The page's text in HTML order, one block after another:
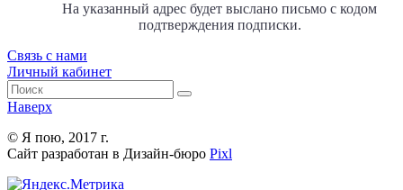
На указанный адрес будет выслано письмо с кодом
подтверждения подписки.
Связь с нами
Личный кабинет
Наверх
© Я пою, 2017 г.
Сайт разработан в Дизайн-бюро Pixl